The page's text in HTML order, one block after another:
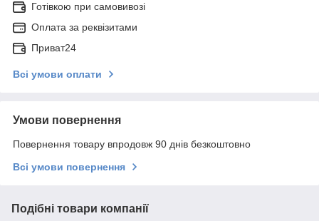
Готівкою при самовивозі
Оплата за реквізитами
Приват24
Всі умови оплати
Умови повернення
Повернення товару впродовж 90 днів безкоштовно
Всі умови повернення
Подібні товари компанії